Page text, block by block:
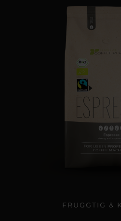
FRUGGTIG &